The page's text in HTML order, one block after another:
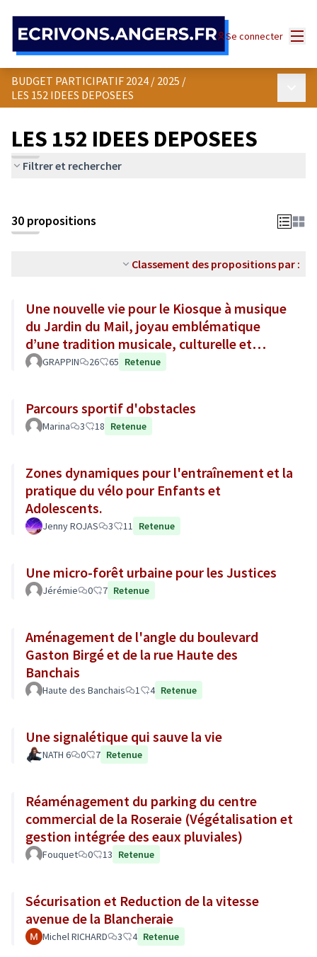
Se connecter
BUDGET PARTICIPATIF 2024 / 2025 /
LES 152 IDEES DEPOSEES
LES 152 IDEES DEPOSEES
Filtrer et rechercher
30 propositions
Classement des propositions par :
Une nouvelle vie pour le Kiosque à musique
du Jardin du Mail, joyau emblématique
d’une tradition musicale, culturelle et
sociale de la ville d’Angers.
GRAPPIN 26 65 Retenue
Parcours sportif d'obstacles
Marina 3 18 Retenue
Zones dynamiques pour l'entraînement et la
pratique du vélo pour Enfants et
Adolescents.
Jenny ROJAS 3 11 Retenue
Une micro-forêt urbaine pour les Justices
Jérémie 0 7 Retenue
Aménagement de l'angle du boulevard
Gaston Birgé et de la rue Haute des
Banchais
Haute des Banchais 1 4 Retenue
Une signalétique qui sauve la vie
NATH 6 0 7 Retenue
Réaménagement du parking du centre
commercial de la Roseraie (Végétalisation et
gestion intégrée des eaux pluviales)
Fouquet 0 13 Retenue
Sécurisation et Reduction de la vitesse
avenue de la Blancheraie
Michel RICHARD 3 4 Retenue